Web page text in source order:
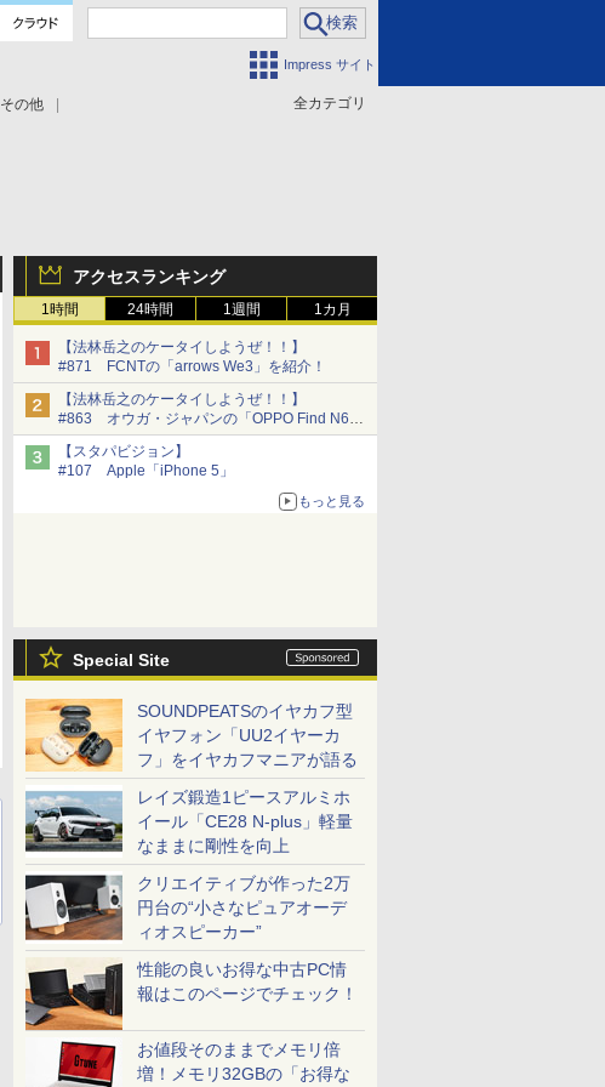
Impress サイト
全カテゴリ
その他
アクセスランキング
1時間 24時間 1週間 1カ月
【法林岳之のケータイしようぜ！！】
#871 FCNTの「arrows We3」を紹介！
【法林岳之のケータイしようぜ！！】
#863 オウガ・ジャパンの「OPPO Find N6」
を紹介！
【スタパビジョン】
#107 Apple「iPhone 5」
もっと見る
Special Site
SOUNDPEATSのイヤカフ型
イヤフォン「UU2イヤーカ
フ」をイヤカフマニアが語る
レイズ鍛造1ピースアルミホ
イール「CE28 N-plus」軽量
なままに剛性を向上
クリエイティブが作った2万
円台の“小さなピュアオーデ
ィオスピーカー”
性能の良いお得な中古PC情
報はこのページでチェック！
お値段そのままでメモリ倍
増！メモリ32GBの「お得な